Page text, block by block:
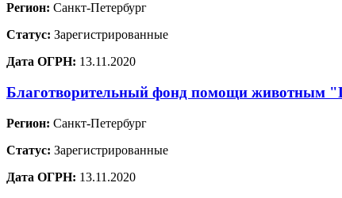
Регион: Санкт-Петербург
Статус: Зарегистрированные
Дата ОГРН: 13.11.2020
Благотворительный фонд помощи животным
Регион: Санкт-Петербург
Статус: Зарегистрированные
Дата ОГРН: 13.11.2020